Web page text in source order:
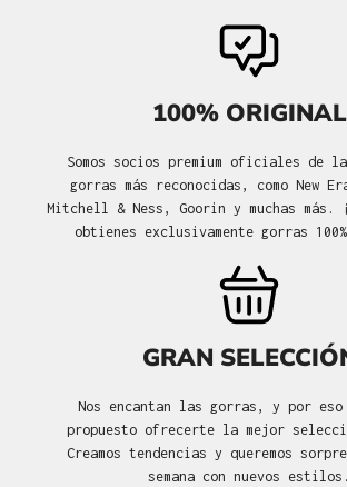
100% ORIGINAL
Somos socios premium oficiales de
gorras más reconocidas, como New
Mitchell & Ness, Goorin y muchas más.
obtienes exclusivamente gorras
GRAN
Nos encantan las gorras, y por eso
propuesto ofrecerte la mejor
Creamos tendencias y queremos
semana con nuevos estilos.